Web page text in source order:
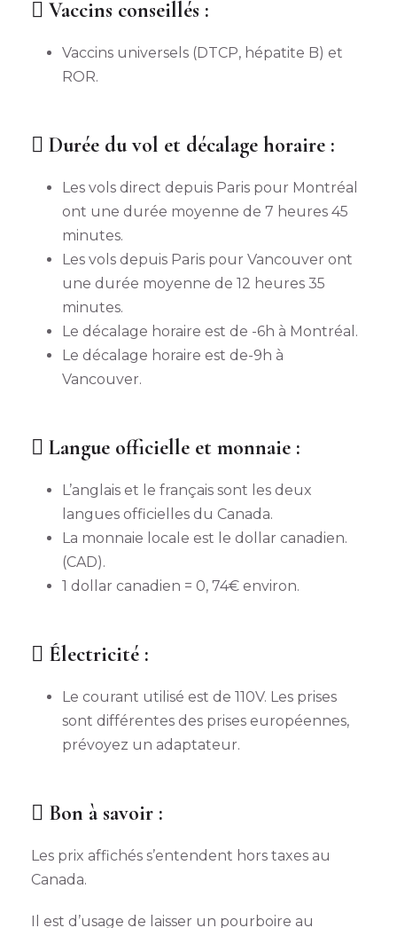
Vaccins conseillés :
Vaccins universels (DTCP, hépatite B) et
ROR.
Durée du vol et décalage horaire :
Les vols direct depuis Paris pour Montréal
ont une durée moyenne de 7 heures 45
minutes.
Les vols depuis Paris pour Vancouver ont
une durée moyenne de 12 heures 35
minutes.
Le décalage horaire est de -6h à Montréal.
Le décalage horaire est de-9h à
Vancouver.
Langue officielle et monnaie :
L’anglais et le français sont les deux
langues officielles du Canada.
La monnaie locale est le dollar canadien.
(CAD).
1 dollar canadien = 0, 74€ environ.
Électricité :
Le courant utilisé est de 110V. Les prises
sont différentes des prises européennes,
prévoyez un adaptateur.
Bon à savoir :
Les prix affichés s’entendent hors taxes au
Canada.
Il est d’usage de laisser un pourboire au